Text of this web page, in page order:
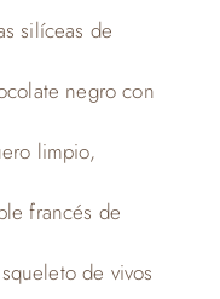
silíceas de
negro con
limpio,
francés de
de vivos